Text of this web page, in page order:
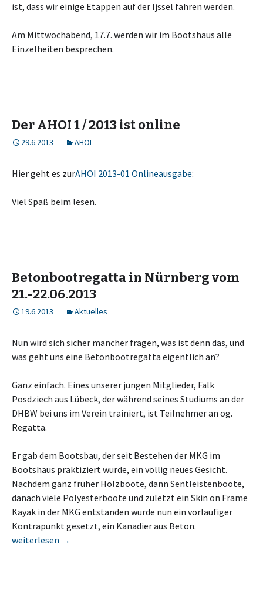
ist, dass wir einige Etappen auf der Ijssel fahren werden.
Am Mittwochabend, 17.7. werden wir im Bootshaus alle
Einzelheiten besprechen.
Der AHOI 1 / 2013 ist online
29.6.2013 AHOI
Hier geht es zurAHOI 2013-01 Onlineausgabe:
Viel Spaß beim lesen.
Betonbootregatta in Nürnberg vom
21.-22.06.2013
19.6.2013 Aktuelles
Nun wird sich sicher mancher fragen, was ist denn das, und
was geht uns eine Betonbootregatta eigentlich an?
Ganz einfach. Eines unserer jungen Mitglieder, Falk
Posdziech aus Lübeck, der während seines Studiums an der
DHBW bei uns im Verein trainiert, ist Teilnehmer an og.
Regatta.
Er gab dem Bootsbau, der seit Bestehen der MKG im
Bootshaus praktiziert wurde, ein völlig neues Gesicht.
Nachdem ganz früher Holzboote, dann Sentleistenboote,
danach viele Polyesterboote und zuletzt ein Skin on Frame
Kayak in der MKG entstanden wurde nun ein vorläufiger
Kontrapunkt gesetzt, ein Kanadier aus Beton.
Betonbootregatta in Nürnberg vom 21.-22.06.2013
weiterlesen →